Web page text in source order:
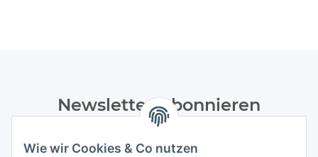
Wie wir Cookies & Co nutzen
Newsletter Abonnieren
Datenschutzerklärungregelmäßig und jederzeit widerruflich